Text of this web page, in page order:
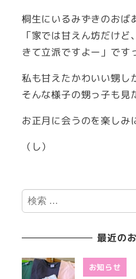
桐生にいるみずきのおば
「家では甘えん坊だけ
きて立派ですよー」です
私も甘えたかわいい甥し
そんな様子の甥っ子も見
お正月に会うのを楽しみ
（し）
検
索
最近の
お知らせ